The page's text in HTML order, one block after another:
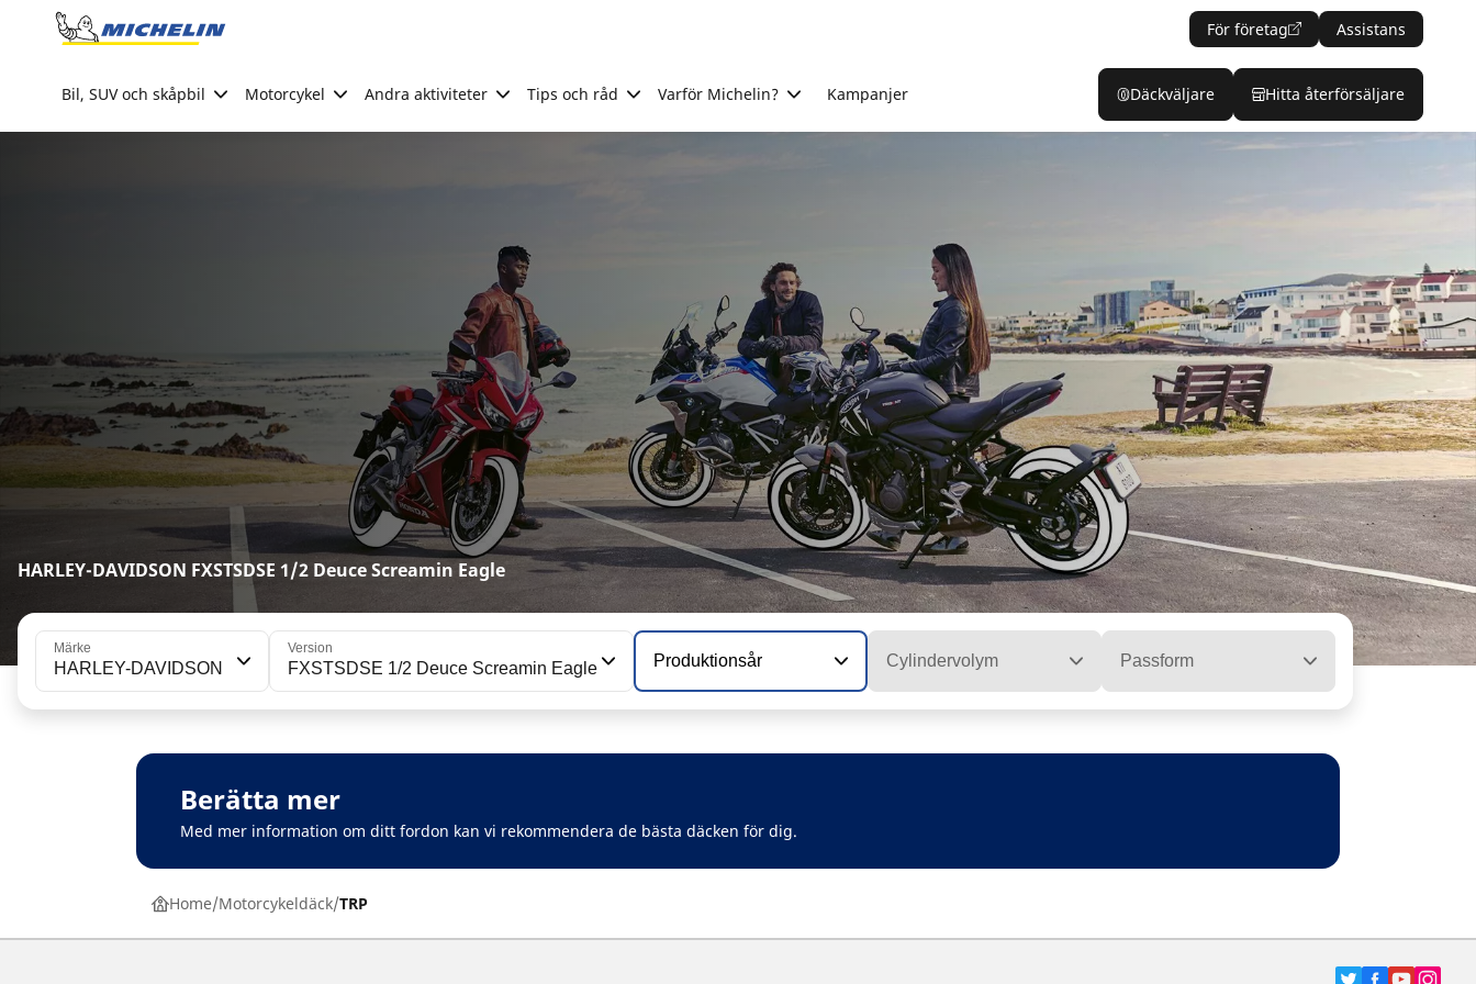
Go to page content
För företag Assistans
Bil, SUV och skåpbil Motorcykel Andra aktiviteter Tips och råd Varför Michelin? Kampanjer Däckväljare Hitta återförsäljare
HARLEY-DAVIDSON FXSTSDSE 1/2 Deuce Screamin Eagle
Märke
HARLEY-DAVIDSON
Version
FXSTSDSE 1/2 Deuce Screamin Eagle Produktionsår Cylindervolym Passform
Berätta mer
Med mer information om ditt fordon kan vi rekommendera de bästa däcken för dig.
Home Motorcykeldäck TRP